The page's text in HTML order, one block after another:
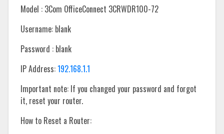
Model : 3Com OfficeConnect 3CRWDR100-72
Username: blank
Password : blank
IP Address:192.168.1.1
Important note: If you changed your password and forgot
it, reset your router.
How to Reset a Router: